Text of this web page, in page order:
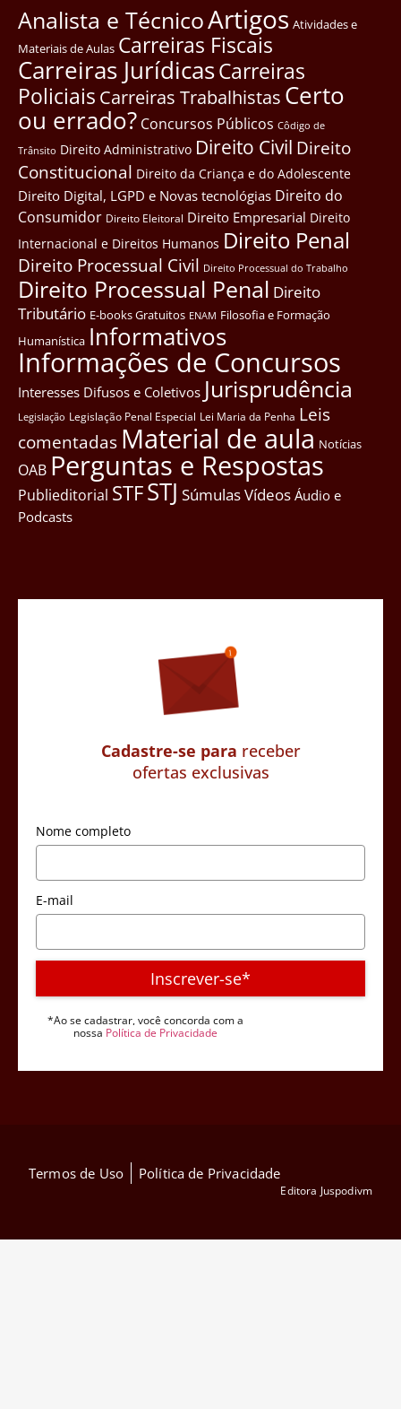
Analista e TécnicoArtigos Atividades e
Materiais de Aulas Carreiras Fiscais
Carreiras JurídicasCarreiras
Policiais Carreiras Trabalhistas Certo
ou errado? Concursos Públicos Côdigo de
Trânsito Direito Administrativo Direito Civil Direito
Constitucional Direito da Criança e do Adolescente
Direito Digital, LGPD e Novas tecnológias Direito do
Consumidor Direito Eleitoral Direito Empresarial Direito
Internacional e Direitos Humanos Direito Penal
Direito Processual Civil Direito Processual do Trabalho
Direito Processual Penal Direito
Tributário E-books Gratuitos ENAM Filosofia e Formação
Humanística Informativos
Informações de Concursos
Interesses Difusos e Coletivos Jurisprudência
Legislação Legislação Penal Especial Lei Maria da Penha Leis
comentadas Material de aula Notícias
OAB Perguntas e Respostas
Publieditorial STFSTJ SúmulasVídeos Áudio e
Podcasts
Cadastre-se para receber
ofertas exclusivas
Nome completo
E-mail
Inscrever-se*
*Ao se cadastrar, você concorda com a
nossa Política de Privacidade
Termos de Uso Política de Privacidade
Editora Juspodivm